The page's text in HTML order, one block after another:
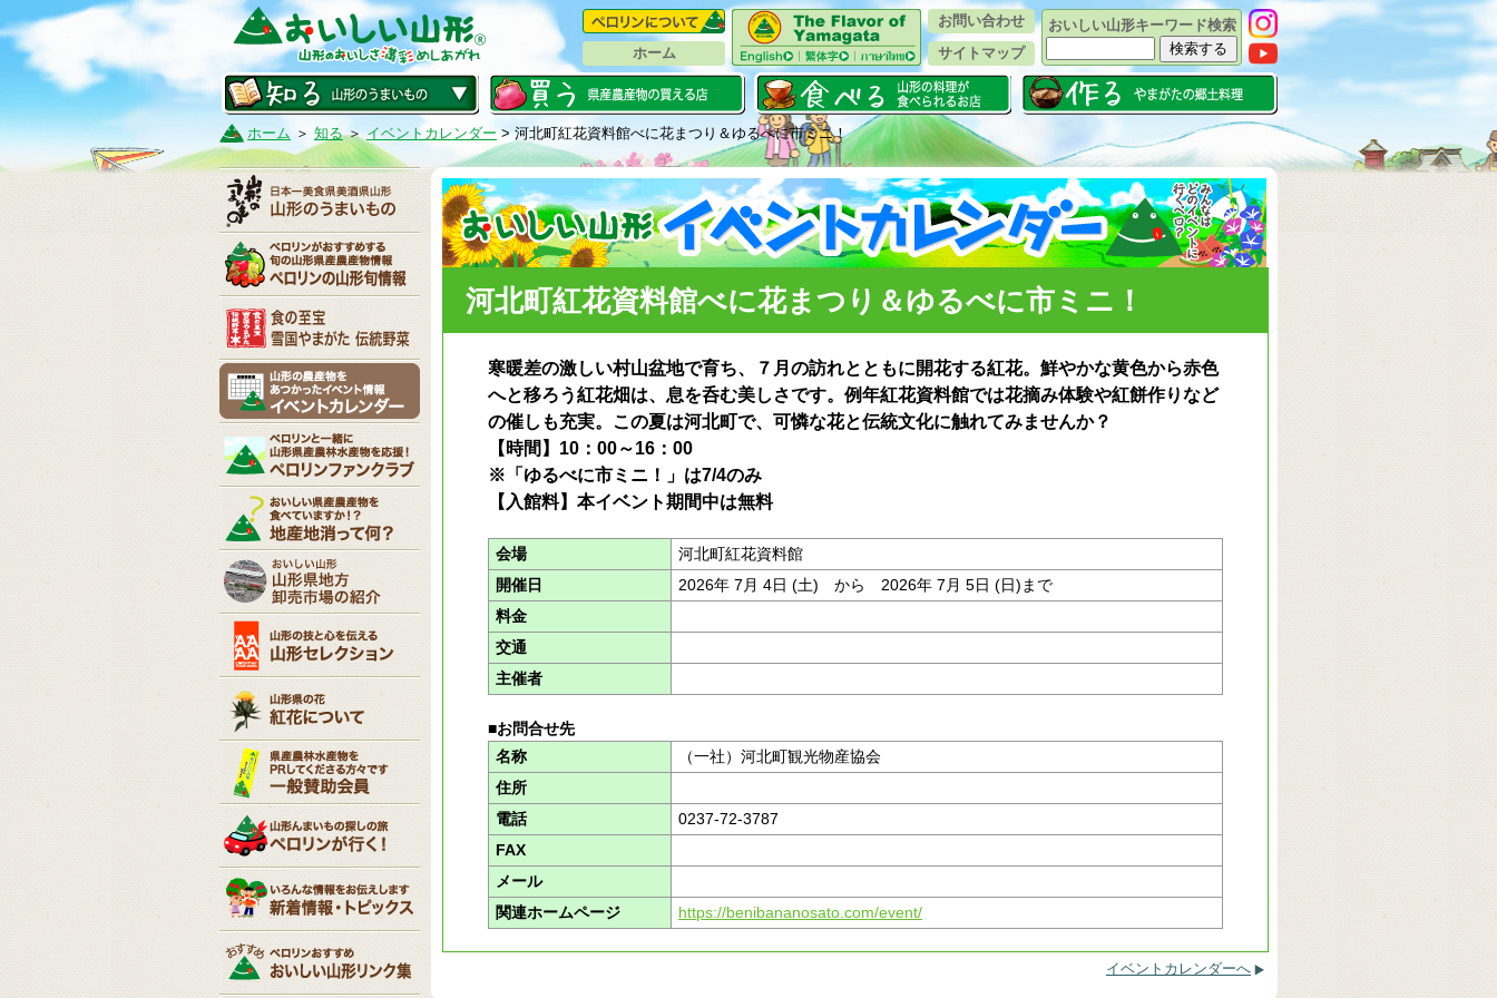
おいしい山形キーワード検索
ホーム
お問い合わせ
サイトマップ
ホーム ＞ 知る＞イベントカレンダー > 河北町紅花資料館べに花まつり＆ゆるべに市ミニ！
河北町紅花資料館べに花まつり＆ゆるべに市ミニ！
寒暖差の激しい村山盆地で育ち、７月の訪れとともに開花する紅花。鮮やかな黄色から赤色
へと移ろう紅花畑は、息を呑む美しさです。例年紅花資料館では花摘み体験や紅餅作りなど
の催しも充実。この夏は河北町で、可憐な花と伝統文化に触れてみませんか？
【時間】10：00～16：00
※「ゆるべに市ミニ！」は7/4のみ
【入館料】本イベント期間中は無料
会場
河北町紅花資料館
開催日
2026年 7月 4日 (土) から 2026年 7月 5日 (日)まで
料金
交通
主催者
■お問合せ先
名称
（一社）河北町観光物産協会
住所
電話
0237-72-3787
FAX
メール
関連ホームページ
https://benibananosato.com/event/
イベントカレンダーへ